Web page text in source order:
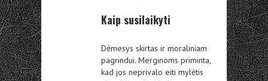
Kaip susilaikyti
Dėmesys skirtas ir moraliniam
pagrindui. Merginoms priminta,
kad jos neprivalo eiti mylėtis